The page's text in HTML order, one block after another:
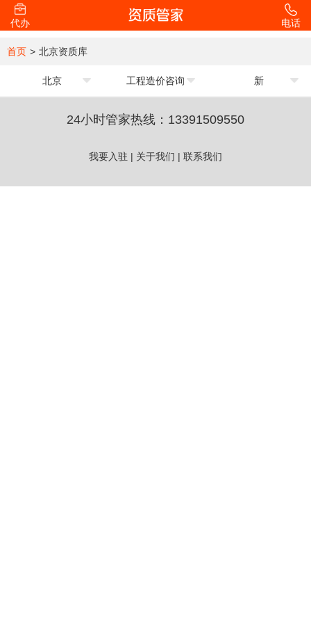
代办 电话
首页 > 北京资质库
北京 工程造价咨询 新
24小时管家热线： 13391509550
我要入驻 | 关于我们 | 联系我们